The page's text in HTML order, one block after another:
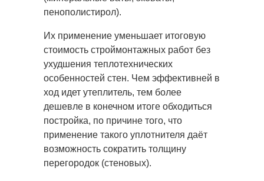
пенополистирол).
Их применение уменьшает итоговую
стоимость строймонтажных работ без
ухудшения теплотехнических
особенностей стен. Чем эффективней в
ход идет утеплитель, тем более
дешевле в конечном итоге обходиться
постройка, по причине того, что
применение такого уплотнителя даёт
возможность сократить толщину
перегородок (стеновых).